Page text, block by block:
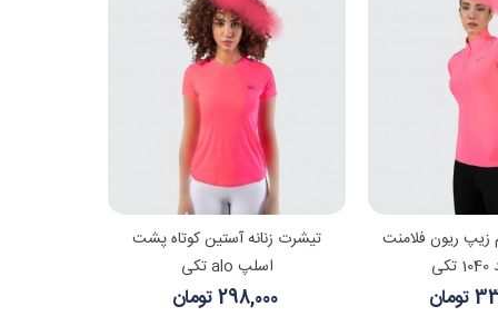
مشاهده بیشتر
تیشرت زنانه آستین کوتاه پشت
اسلپ alo تکی
298,000 تومان
بیشتر
زیپ ریون فلامنت